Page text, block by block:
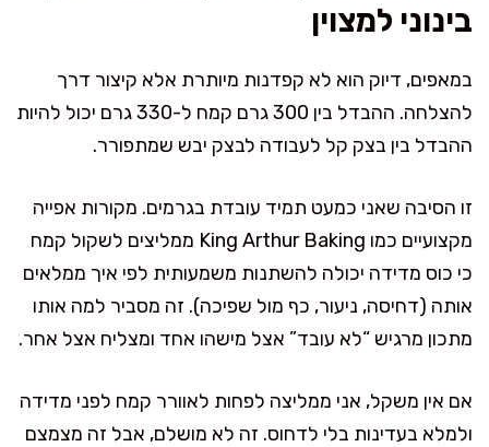
בינוני למצוין
במאפים, דיוק הוא לא קפדנות מיותרת אלא קיצור דרך
להצלחה. ההבדל בין 300 גרם קמח ל-330 גרם יכול להיות
ההבדל בין בצק קל לעבודה לבצק יבש שמתפורר.
זו הסיבה שאני כמעט תמיד עובדת בגרמים. מקורות אפייה
מקצועיים כמו King Arthur Baking ממליצים לשקול קמח
כי כוס מדידה יכולה להשתנות משמעותית לפי איך ממלאים
אותה (דחיסה, ניעור, כף מול שפיכה). זה מסביר למה אותו
מתכון מרגיש “לא עובד” אצל מישהו אחד ומצליח אצל אחר.
אם אין משקל, אני ממליצה לפחות לאוורר קמח לפני מדידה
ולמלא בעדינות בלי לדחוס. זה לא מושלם, אבל זה מצמצם